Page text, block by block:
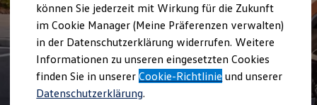
Angebote und Produkte
Aktuelle Angebote
E-Auto-Förderung
Volkswagen Marktplatz
Die ENERGY Sondermodelle
Junge Gebrauchtwagen und Gebrauchtwagen
Volkswagen Zertifizierte Gebrauchtwagen
Elektromobilität bei Gebrauchtwagen
können Sie jederzeit mit Wirkung für die Zukunft
im Cookie Manager (Meine Präferenzen verwalten)
in der Datenschutzerklärung widerrufen. Weitere
Informationen zu unseren eingesetzten Cookies
finden Sie in unsererCookie-Richtlinie und unserer
Datenschutzerklärung.